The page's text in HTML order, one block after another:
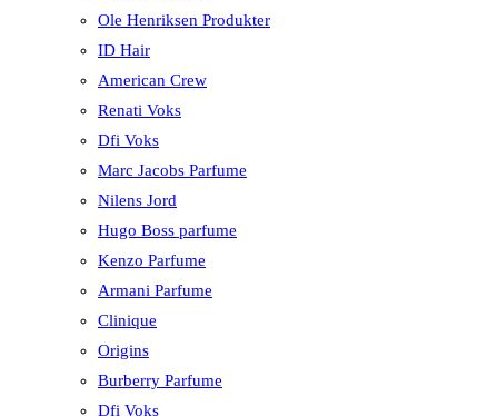
Ole Henriksen Produkter
ID Hair
American Crew
Renati Voks
Dfi Voks
Marc Jacobs Parfume
Nilens Jord
Hugo Boss parfume
Kenzo Parfume
Armani Parfume
Clinique
Origins
Burberry Parfume
Dfi Voks